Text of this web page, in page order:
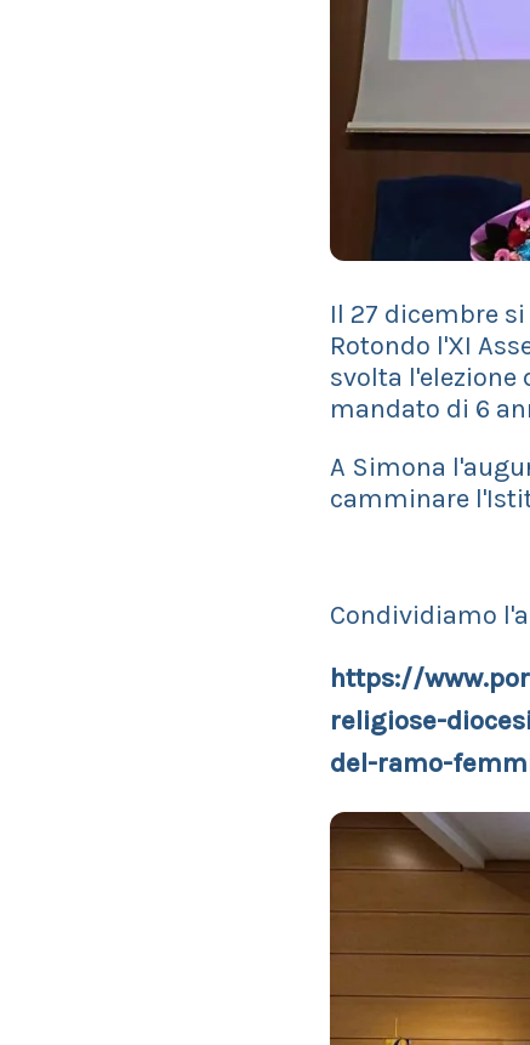
Il 27 dicembre
Rotondo l'XI
svolta l'elezione
mandato di 6
A Simona
camminare
Condividiamo
https://
religiose-
del-ramo-